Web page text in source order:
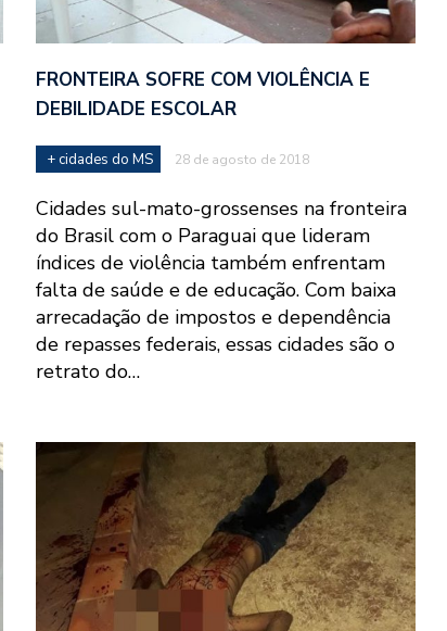
FRONTEIRA SOFRE COM VIOLÊNCIA E
DEBILIDADE ESCOLAR
+ cidades do MS 28 de agosto de 2018
Cidades sul-mato-grossenses na fronteira
do Brasil com o Paraguai que lideram
índices de violência também enfrentam
falta de saúde e de educação. Com baixa
arrecadação de impostos e dependência
de repasses federais, essas cidades são o
retrato do…